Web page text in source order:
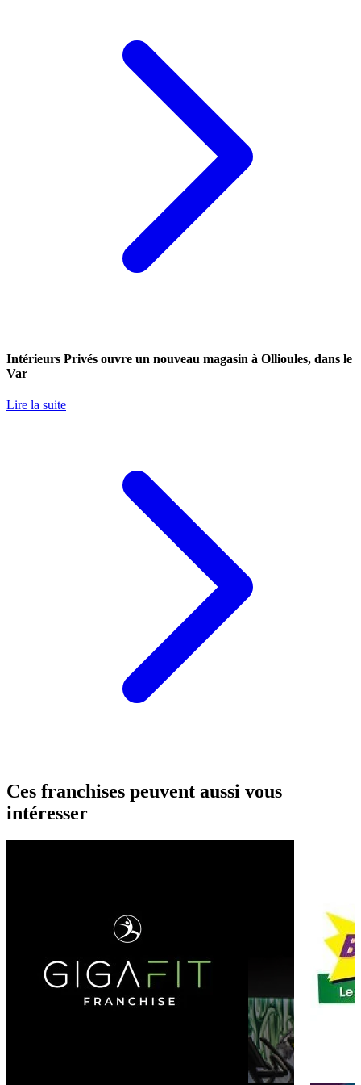
Intérieurs Privés ouvre un nouveau magasin à Ollioules, dans le
Var
Lire la suite
Ces franchises peuvent aussi vous
intéresser